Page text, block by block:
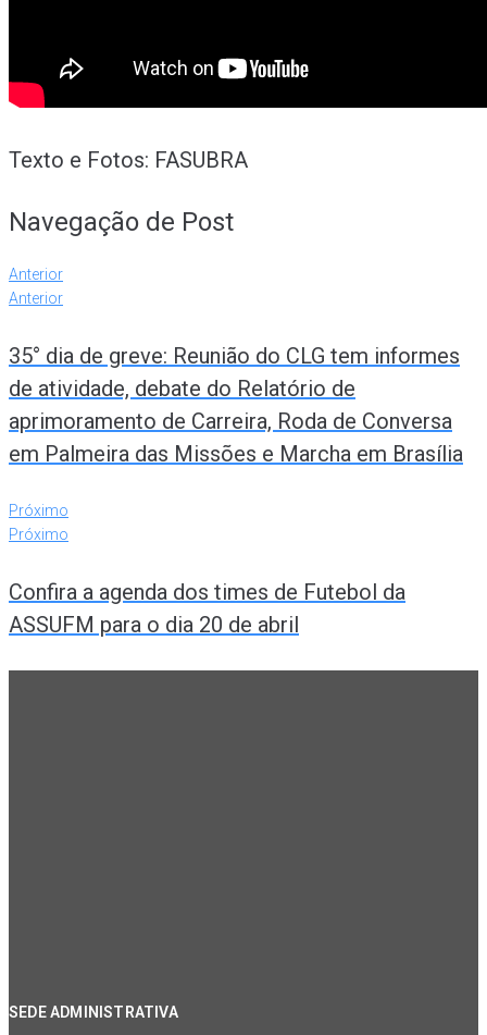
Texto e Fotos: FASUBRA
Navegação de Post
Anterior
Anterior
35° dia de greve: Reunião do CLG tem informes
de atividade, debate do Relatório de
aprimoramento de Carreira, Roda de Conversa
em Palmeira das Missões e Marcha em Brasília
Próximo
Próximo
Confira a agenda dos times de Futebol da
ASSUFM para o dia 20 de abril
SEDE ADMINISTRATIVA